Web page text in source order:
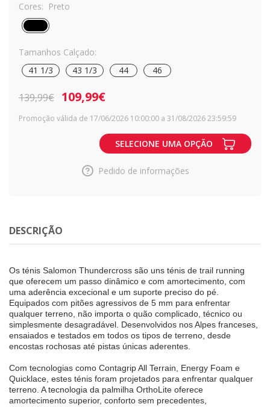
Cores: Preto
Tamanhos Calçado:
41 1/3
43 1/3 44 46
139,99€ 109,99€
Promoção válida de 17/06/2026 10:00:00 a 31/08/2026 23:59:59
SELECIONE UMA OPÇÃO
Pedido de informações
DESCRIÇÃO
Os ténis Salomon Thundercross são uns ténis de trail running
que oferecem um passo dinâmico e com amortecimento, com
uma aderência excecional e um suporte preciso do pé.
Equipados com pitões agressivos de 5 mm para enfrentar
qualquer terreno, não importa o quão complicado, técnico ou
simplesmente desagradável. Desenvolvidos nos Alpes franceses,
ensaiados e testados em todos os tipos de terreno, desde
encostas rochosas até pistas únicas aderentes.
Com tecnologias como Contagrip All Terrain, Energy Foam e
Quicklace, estes ténis foram projetados para enfrentar qualquer
terreno. A tecnologia da palmilha OrthoLite oferece
amortecimento superior, conforto sem precedentes,